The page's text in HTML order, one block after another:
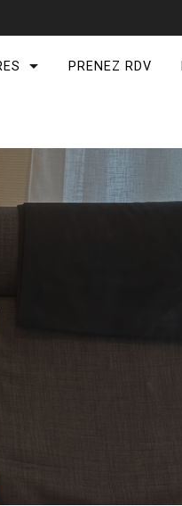
PRENEZ RDV